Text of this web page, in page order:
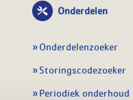
Onderdelen
Onderdelenzoeker
Storingscodezoeker
Periodiek onderhoud